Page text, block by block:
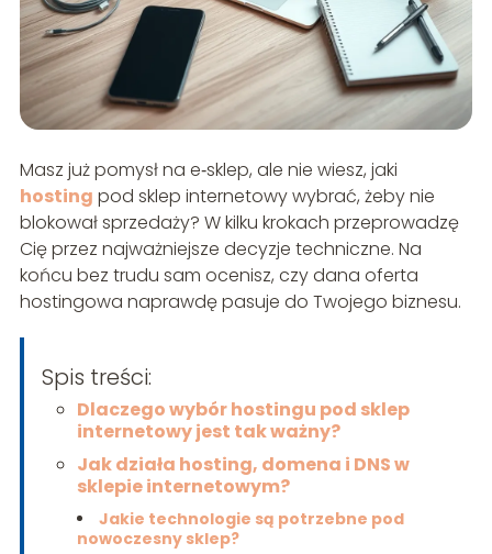
Masz już pomysł na e‑sklep, ale nie wiesz, jaki
hosting pod sklep internetowy wybrać, żeby nie
blokował sprzedaży? W kilku krokach przeprowadzę
Cię przez najważniejsze decyzje techniczne. Na
końcu bez trudu sam ocenisz, czy dana oferta
hostingowa naprawdę pasuje do Twojego biznesu.
Spis treści:
Dlaczego wybór hostingu pod sklep
internetowy jest tak ważny?
Jak działa hosting, domena i DNS w
sklepie internetowym?
Jakie technologie są potrzebne pod
nowoczesny sklep?